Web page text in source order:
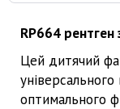
RP664
Цей дитячий
оптимального